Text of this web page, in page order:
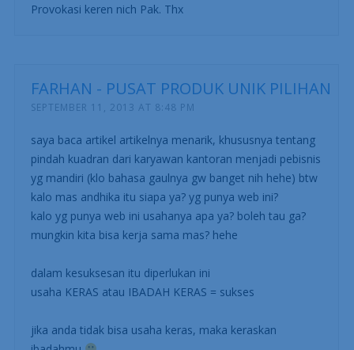
Provokasi keren nich Pak. Thx
FARHAN - PUSAT PRODUK UNIK PILIHAN
SEPTEMBER 11, 2013 AT 8:48 PM
saya baca artikel artikelnya menarik, khususnya tentang
pindah kuadran dari karyawan kantoran menjadi pebisnis
yg mandiri (klo bahasa gaulnya gw banget nih hehe) btw
kalo mas andhika itu siapa ya? yg punya web ini?
kalo yg punya web ini usahanya apa ya? boleh tau ga?
mungkin kita bisa kerja sama mas? hehe
dalam kesuksesan itu diperlukan ini
usaha KERAS atau IBADAH KERAS = sukses
jika anda tidak bisa usaha keras, maka keraskan